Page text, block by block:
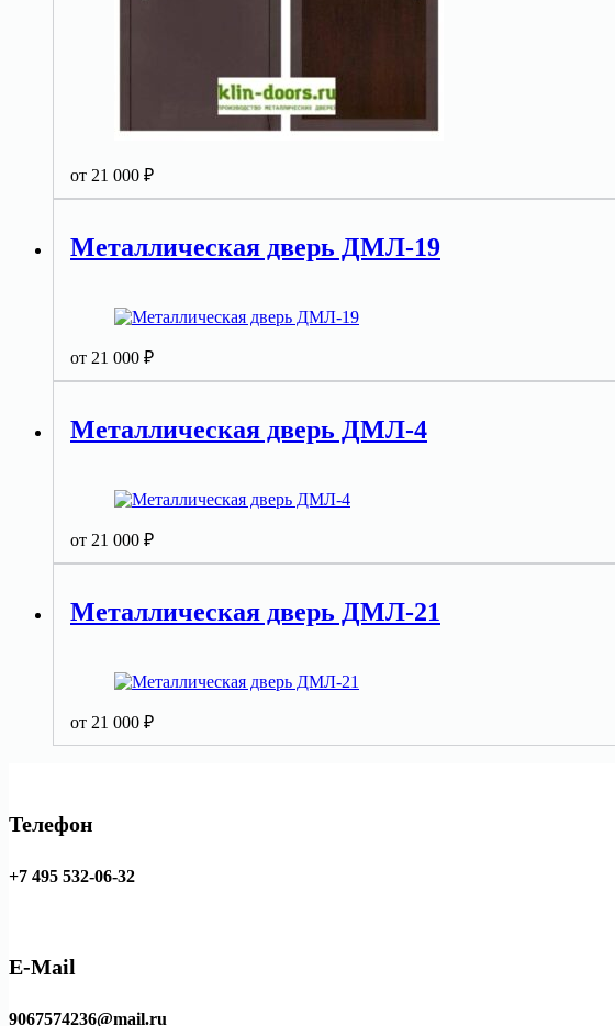
от 21 000 ₽
Металлическая дверь ДМЛ-19
от 21 000 ₽
Металлическая дверь ДМЛ-4
от 21 000 ₽
Металлическая дверь ДМЛ-21
от 21 000 ₽
Телефон
+7 495 532-06-32
E-Mail
9067574236@mail.ru